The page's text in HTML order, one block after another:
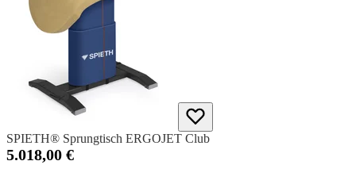
SPIETH® Sprungtisch ERGOJET Club
5.018,00 €